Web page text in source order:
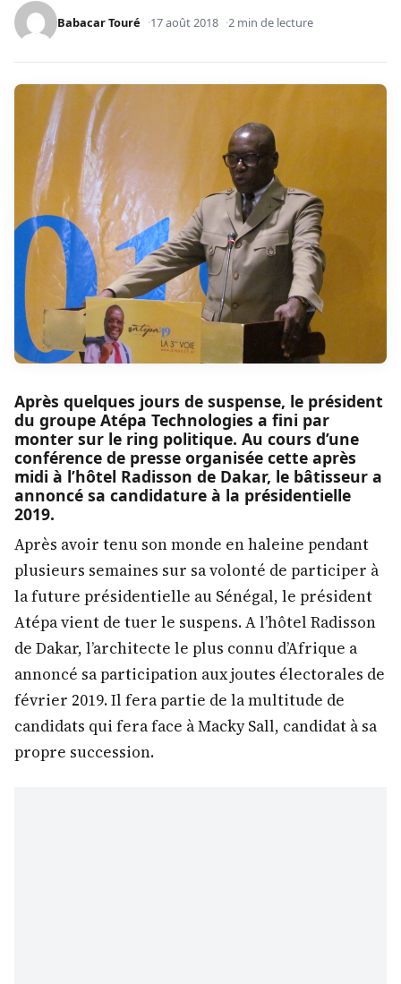
Babacar Touré 17 août 2018 2 min de lecture
Après quelques jours de suspense, le président
du groupe Atépa Technologies a fini par
monter sur le ring politique. Au cours d’une
conférence de presse organisée cette après
midi à l’hôtel Radisson de Dakar, le bâtisseur a
annoncé sa candidature à la présidentielle
2019.
Après avoir tenu son monde en haleine pendant
plusieurs semaines sur sa volonté de participer à
la future présidentielle au Sénégal, le président
Atépa vient de tuer le suspens. A l’hôtel Radisson
de Dakar, l’architecte le plus connu d’Afrique a
annoncé sa participation aux joutes électorales de
février 2019. Il fera partie de la multitude de
candidats qui fera face à Macky Sall, candidat à sa
propre succession.